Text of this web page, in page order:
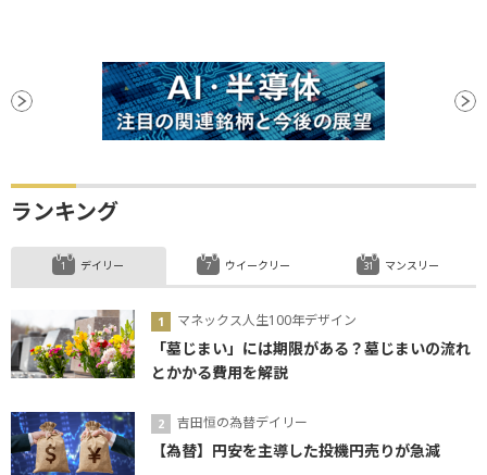
ランキング
デイリー
マネックス人生100年デザイン
「墓じまい」には期限がある？墓じまいの流れ
とかかる費用を解説
吉田恒の為替デイリー
【為替】円安を主導した投機円売りが急減
ウイークリー マンスリー